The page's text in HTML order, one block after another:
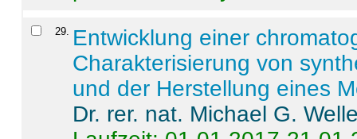
29. Entwicklung einer
Charakterisierung von
und der Herstellung eines
Dr. rer. nat. Michael G.